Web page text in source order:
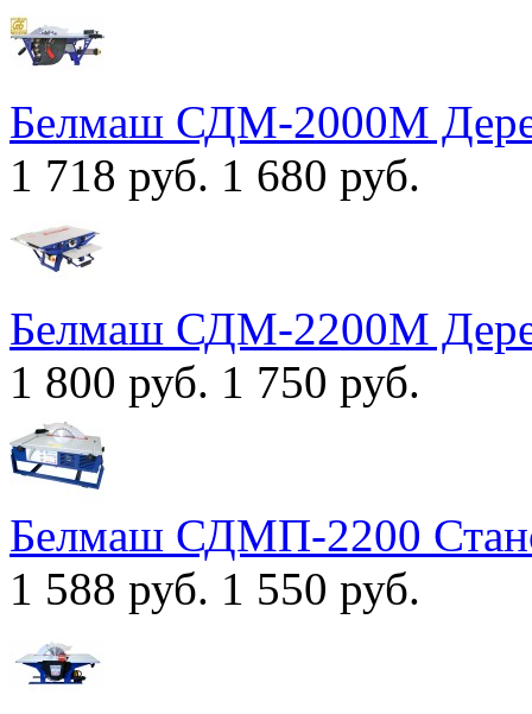
Белмаш СДМ-2000М
1 718 руб. 1 680 руб.
Белмаш СДМ-2200M
1 800 руб. 1 750 руб.
Белмаш СДМП-2200
1 588 руб. 1 550 руб.